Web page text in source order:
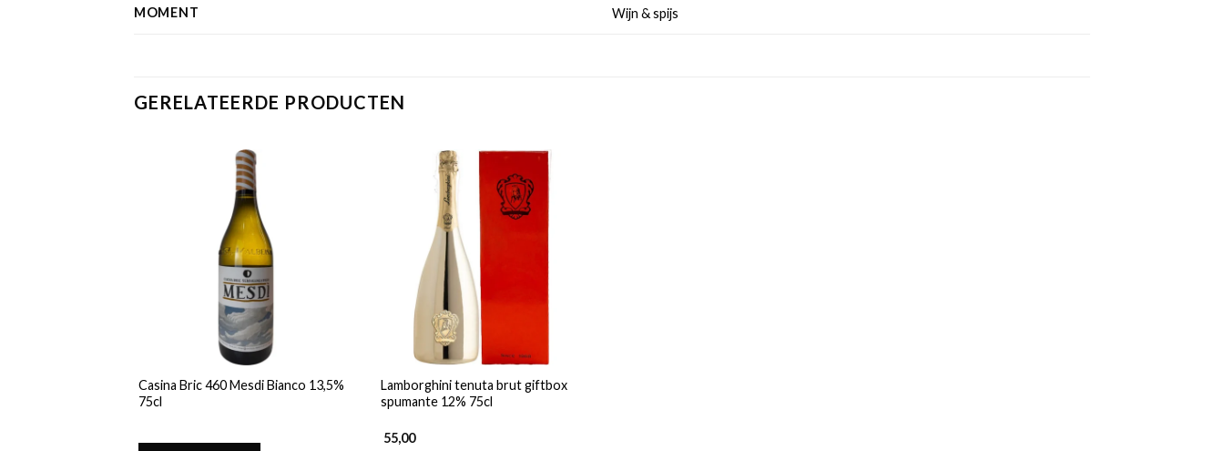
MOMENT Wijn & spijs
GERELATEERDE PRODUCTEN
Casina Bric 460 Mesdi Bianco 13,5%
75cl
Lamborghini tenuta brut giftbox
spumante 12% 75cl
55,00